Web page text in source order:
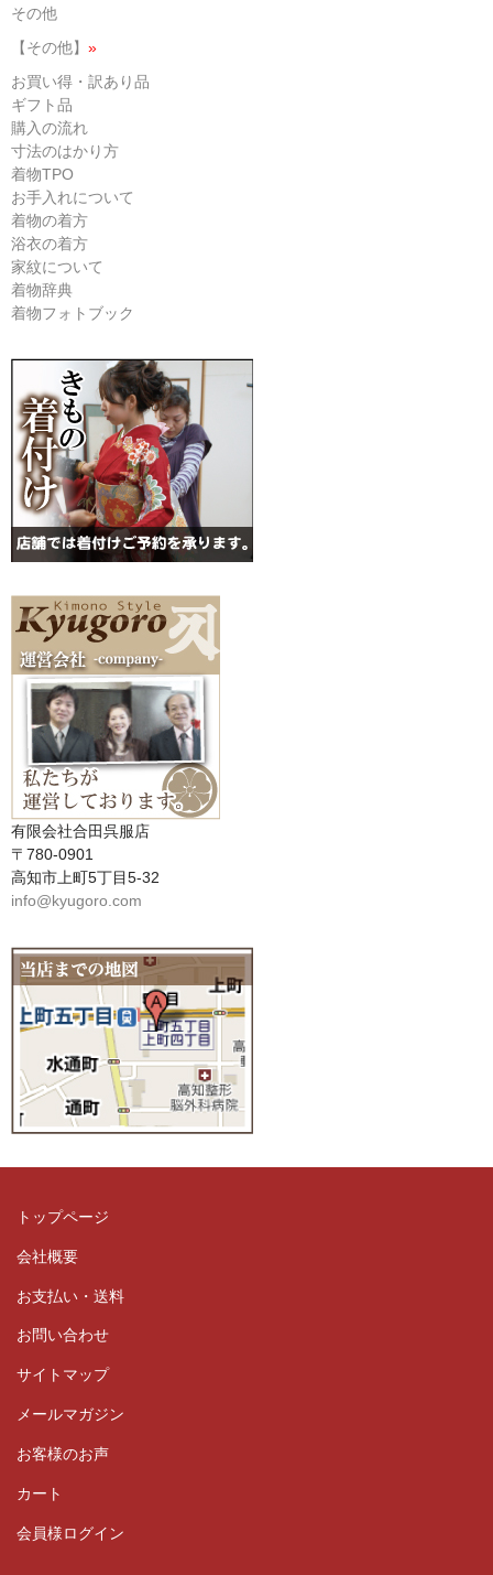
その他
【その他】 »
お買い得・訳あり品
ギフト品
購入の流れ
寸法のはかり方
着物TPO
お手入れについて
着物の着方
浴衣の着方
家紋について
着物辞典
着物フォトブック
有限会社合田呉服店
〒780-0901
高知市上町5丁目5-32
info@kyugoro.com
トップページ
会社概要
お支払い・送料
お問い合わせ
サイトマップ
メールマガジン
お客様のお声
カート
会員様ログイン